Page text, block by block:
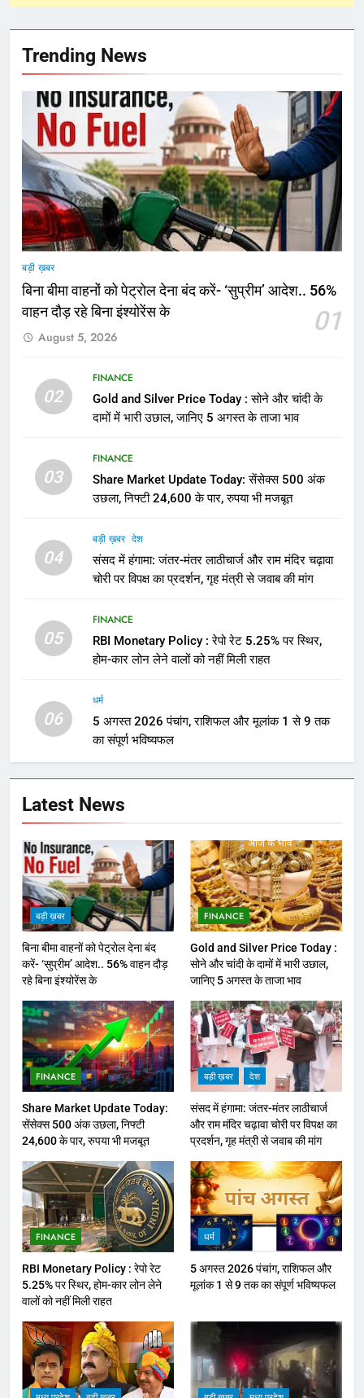
Trending News
बड़ी ख़बर
बिना बीमा वाहनों को पेट्राेल देना बंद करें- ‘सुप्रीम’ आदेश.. 56%
वाहन दौड़ रहे बिना इंश्योरेंस के
01
August 5, 2026
02
FINANCE
Gold and Silver Price Today : सोने और चांदी के
दामों में भारी उछाल, जानिए 5 अगस्त के ताजा भाव
03
FINANCE
Share Market Update Today: सेंसेक्स 500 अंक
उछला, निफ्टी 24,600 के पार, रुपया भी मजबूत
04
बड़ी ख़बर देश
संसद में हंगामा: जंतर-मंतर लाठीचार्ज और राम मंदिर चढ़ावा
चोरी पर विपक्ष का प्रदर्शन, गृह मंत्री से जवाब की मांग
05
FINANCE
RBI Monetary Policy : रेपो रेट 5.25% पर स्थिर,
होम-कार लोन लेने वालों को नहीं मिली राहत
06
धर्म
5 अगस्त 2026 पंचांग, राशिफल और मूलांक 1 से 9 तक
का संपूर्ण भविष्यफल
Latest News
बड़ी ख़बर
बिना बीमा वाहनों को पेट्राेल देना बंद
करें- ‘सुप्रीम’ आदेश.. 56% वाहन दौड़
रहे बिना इंश्योरेंस के
FINANCE
Gold and Silver Price Today :
सोने और चांदी के दामों में भारी उछाल,
जानिए 5 अगस्त के ताजा भाव
FINANCE
Share Market Update Today:
सेंसेक्स 500 अंक उछला, निफ्टी
24,600 के पार, रुपया भी मजबूत
बड़ी ख़बर देश
संसद में हंगामा: जंतर-मंतर लाठीचार्ज
और राम मंदिर चढ़ावा चोरी पर विपक्ष का
प्रदर्शन, गृह मंत्री से जवाब की मांग
FINANCE
RBI Monetary Policy : रेपो रेट
5.25% पर स्थिर, होम-कार लोन लेने
वालों को नहीं मिली राहत
धर्म
5 अगस्त 2026 पंचांग, राशिफल और
मूलांक 1 से 9 तक का संपूर्ण भविष्यफल